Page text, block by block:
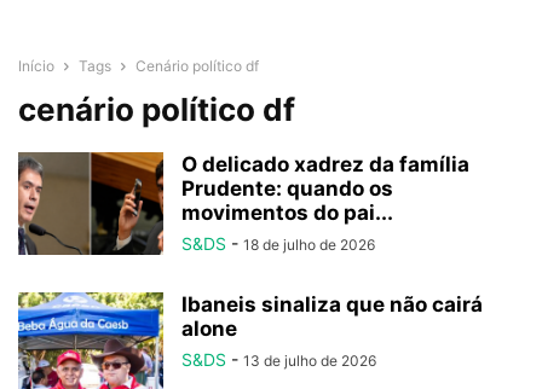
Início Tags Cenário político df
cenário político df
O delicado xadrez da família
Prudente: quando os
movimentos do pai...
S&DS - 18 de julho de 2026
Ibaneis sinaliza que não cairá
alone
S&DS - 13 de julho de 2026